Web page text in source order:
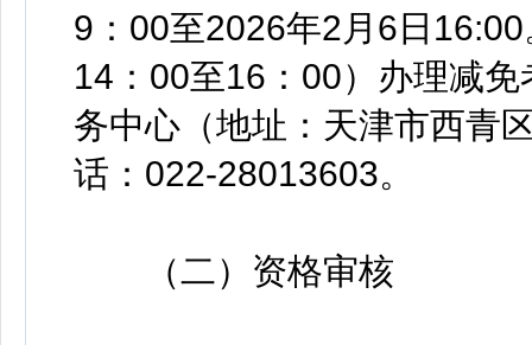
9：00至2026年2月6日
14：00至16：00）办理减
务中心（地址：天津市西青
话：022-28013603。
（二）资格审核